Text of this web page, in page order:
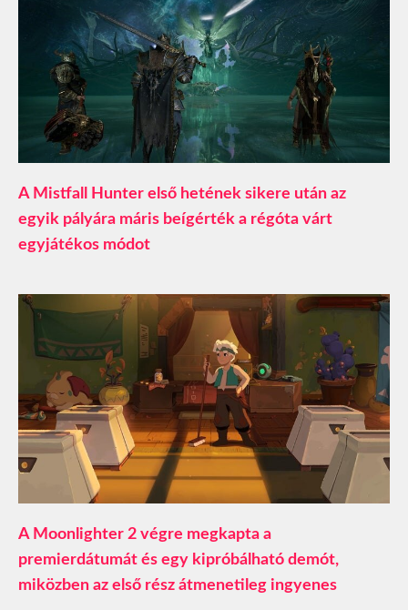
A Mistfall Hunter első hetének sikere után az
egyik pályára máris beígérték a régóta várt
egyjátékos módot
A Moonlighter 2 végre megkapta a
premierdátumát és egy kipróbálható demót,
miközben az első rész átmenetileg ingyenes